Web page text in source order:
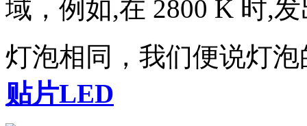
域，例如,在 2800 K 时,
灯泡相同，我们便说灯
贴片LED